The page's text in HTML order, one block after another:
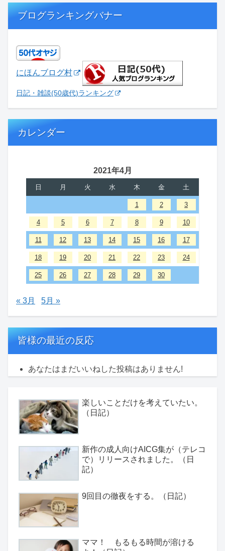
ブログランキングバナー
にほんブログ村
日記・雑談(50歳代)ランキング
カレンダー
2021年4月
日 月 火 水 木 金 土
1 2 3
4 5 6 7 8 9 10
11 12 13 14 15 16 17
18 19 20 21 22 23 24
25 26 27 28 29 30
« 3月 5月 »
皆様の最近の反応
あなたはまだいいねした投稿はありません!
楽しいことだけを考えていたい。
（日記）
新作の成人向けAICG集が（テレコ
で）リリースされました。（日
記）
9回目の徹夜をする。（日記）
ママ！ もるもる時間が溶ける